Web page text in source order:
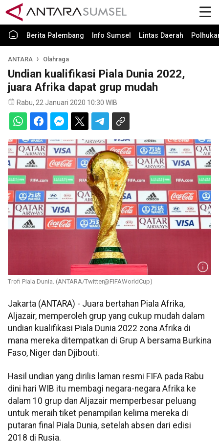
Berita Palembang Info Sumsel Lintas Daerah
ANTARA Olahraga
Undian kualifikasi Piala Dunia 2022,
juara Afrika dapat grup mudah
Rabu, 22 Januari 2020 10:30 WIB
Trofi Piala Dunia. (ANTARA/Twitter@FIFAWorldCup)
Jakarta (ANTARA) - Juara bertahan Piala Afrika,
Aljazair, memperoleh grup yang cukup mudah dalam
undian kualifikasi Piala Dunia 2022 zona Afrika di
mana mereka ditempatkan di Grup A bersama Burkina
Faso, Niger dan Djibouti.
Hasil undian yang dirilis laman resmi FIFA pada Rabu
dini hari WIB itu membagi negara-negara Afrika ke
dalam 10 grup dan Aljazair memperbesar peluang
untuk meraih tiket penampilan kelima mereka di
putaran final Piala Dunia, setelah absen dari edisi
2018 di Rusia.